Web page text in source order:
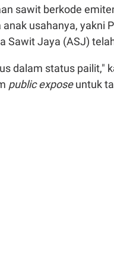
sawit berkode
usahanya, yakni
Sawit Jaya (ASJ)
dalam status pailit,"
public exposeuntuk